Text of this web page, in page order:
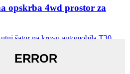
opskrba 4wd prostor za
šator na krovu